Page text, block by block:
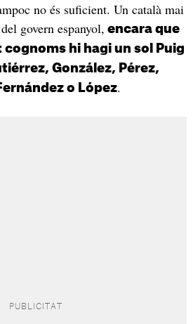
no és suficient. Un català mai
govern espanyol, encara que
hi hagi un sol Puig
González, Pérez,
o López.